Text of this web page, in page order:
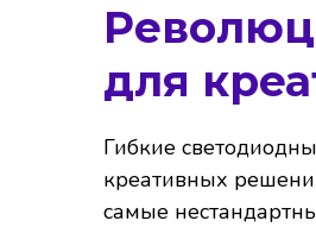
для
Гибкие
креативных
самые